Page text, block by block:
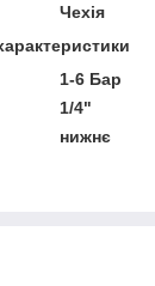
Чехія
1-6 Бар
1/4"
нижнє